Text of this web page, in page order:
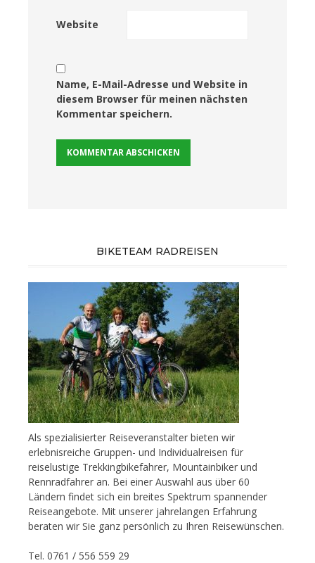
Website
Name, E-Mail-Adresse und Website in
diesem Browser für meinen nächsten
Kommentar speichern.
BIKETEAM RADREISEN
Als spezialisierter Reiseveranstalter bieten wir
erlebnisreiche Gruppen- und Individualreisen für
reiselustige Trekkingbikefahrer, Mountainbiker und
Rennradfahrer an. Bei einer Auswahl aus über 60
Ländern findet sich ein breites Spektrum spannender
Reiseangebote. Mit unserer jahrelangen Erfahrung
beraten wir Sie ganz persönlich zu Ihren Reisewünschen.
Tel. 0761 / 556 559 29